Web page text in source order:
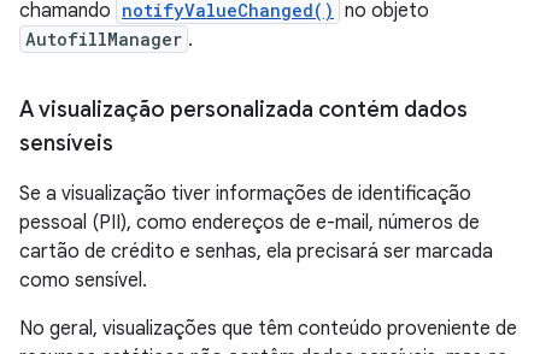
chamando notifyValueChanged() no objeto
AutofillManager .
A visualização personalizada contém dados
sensíveis
Se a visualização tiver informações de identificação
pessoal (PII), como endereços de e-mail, números de
cartão de crédito e senhas, ela precisará ser marcada
como sensível.
No geral, visualizações que têm conteúdo proveniente de